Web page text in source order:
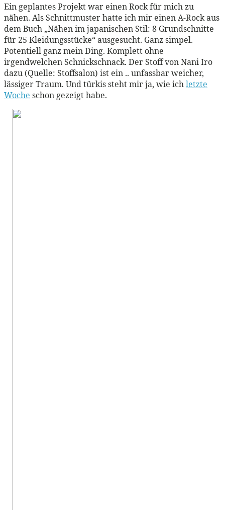
Ein geplantes Projekt war einen Rock für mich zu
nähen. Als Schnittmuster hatte ich mir einen A-Rock aus
dem Buch „Nähen im japanischen Stil: 8 Grundschnitte
für 25 Kleidungsstücke“ausgesucht. Ganz simpel.
Potentiell ganz mein Ding. Komplett ohne
irgendwelchen Schnickschnack. Der Stoff von Nani Iro
dazu (Quelle: Stoffsalon) ist ein .. unfassbar weicher,
lässiger Traum. Und türkis steht mir ja, wie ichletzte
Woche schon gezeigt habe.